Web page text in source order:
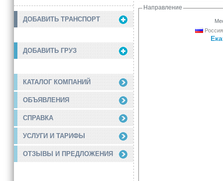
ДОБАВИТЬ ТРАНСПОРТ
ДОБАВИТЬ ГРУЗ
КАТАЛОГ КОМПАНИЙ
ОБЪЯВЛЕНИЯ
СПРАВКА
УСЛУГИ И ТАРИФЫ
ОТЗЫВЫ И ПРЕДЛОЖЕНИЯ
Направление